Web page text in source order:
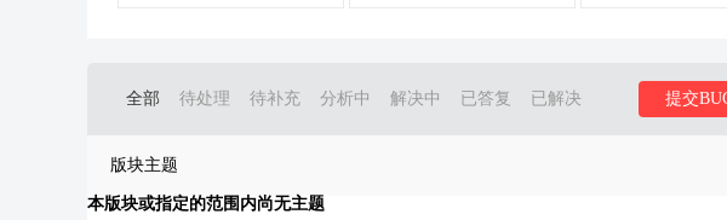
全部 待处理 待补充 分析中 解决中 已答复 已解决 提交
版块主题
本版块或指定的范围内尚无主题